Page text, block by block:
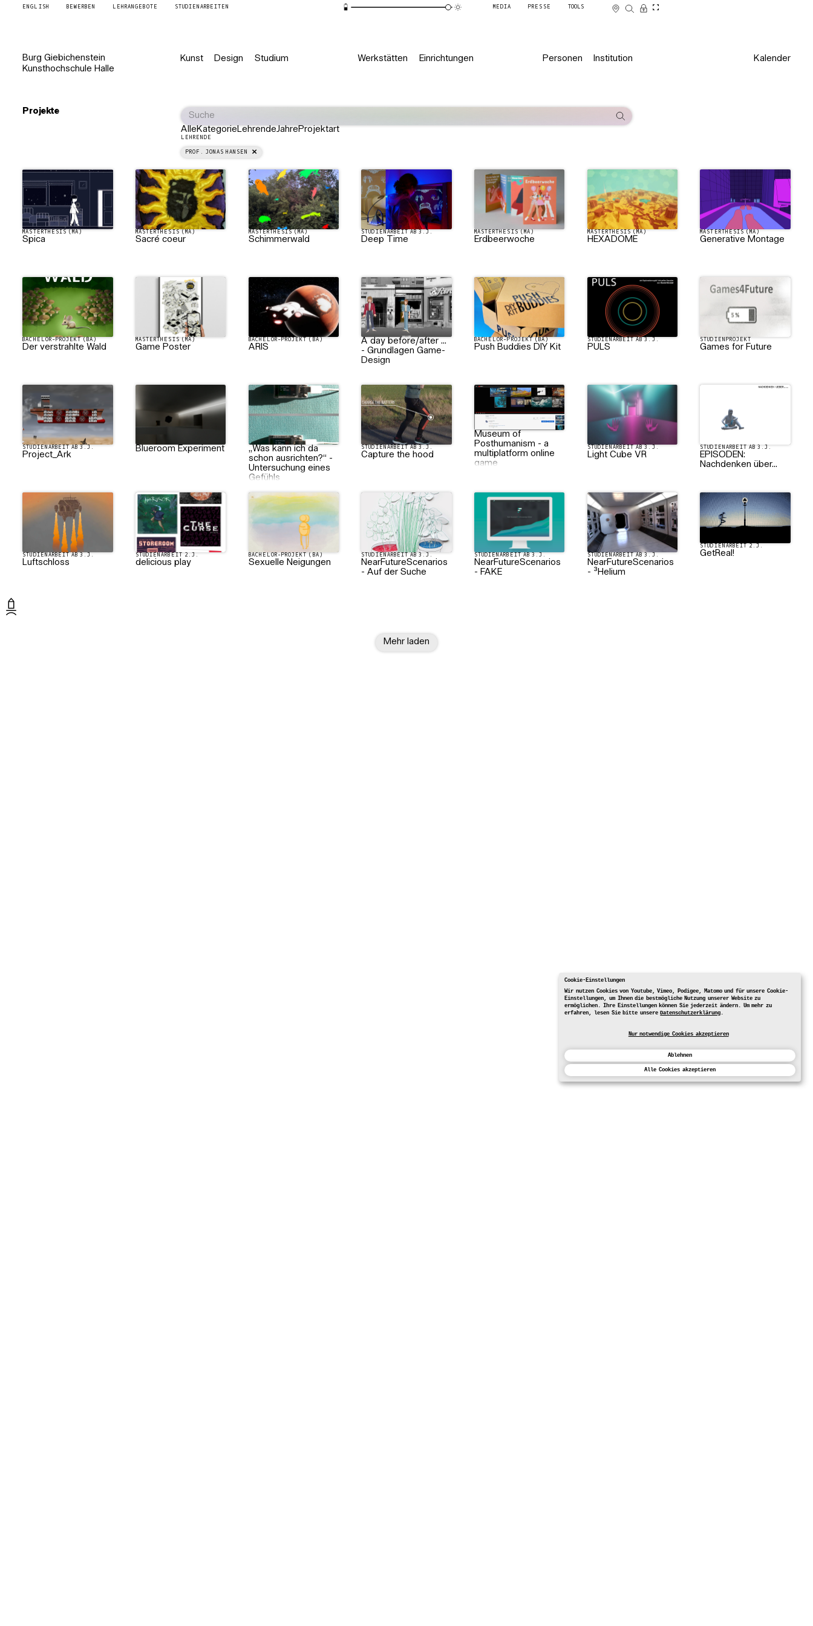
Cookie-Einstellungen
Wir nutzen Cookies von Youtube, Vimeo, Podigee, Matomo und für unsere Cookie-
Einstellungen, um Ihnen die bestmögliche Nutzung unserer Website zu
ermöglichen. Ihre Einstellungen können Sie jederzeit ändern. Um mehr zu
erfahren, lesen Sie bitte unsereDatenschutzerklärung.
Nur notwendige Cookies akzeptieren
Ablehnen
Alle Cookies akzeptieren
ENGLISH BEWERBEN LEHRANGEBOTE STUDIENARBEITEN MEDIA PRESSE TOOLS
Burg Giebichenstein
Kunsthochschule Halle
Kunst Design Studium Werkstätten Einrichtungen Personen Institution Kalender
Projekte
AlleKategorieLehrendeJahreProjektart
LEHRENDE
PROF. JONAS HANSEN
MASTERTHESIS (MA)
Spica
MASTERTHESIS (MA)
Sacré coeur
MASTERTHESIS (MA)
Schimmerwald
STUDIENARBEIT AB 3.J.
Deep Time
MASTERTHESIS (MA)
Erdbeerwoche
MASTERTHESIS (MA)
HEXADOME
MASTERTHESIS (MA)
Generative Montage
BACHELOR-PROJEKT (BA)
Der verstrahlte Wald
MASTERTHESIS (MA)
Game Poster
BACHELOR-PROJEKT (BA)
ARIS
A day before/after ...
- Grundlagen Game-
Design
BACHELOR-PROJEKT (BA)
Push Buddies DIY Kit
STUDIENARBEIT AB 3.J.
PULS
STUDIENPROJEKT
Games for Future
STUDIENARBEIT AB 3.J.
Project_Ark
Blueroom Experiment STUDIENARBEIT AB 3.J.
„Was kann ich da
schon ausrichten?“ -
Untersuchung eines
Gefühls
STUDIENARBEIT AB 3.J.
Capture the hood
STUDIENARBEIT AB 3.J.
Museum of
Posthumanism - a
multiplatform online
game
STUDIENARBEIT AB 3.J.
Light Cube VR
STUDIENARBEIT AB 3.J.
EPISODEN:
Nachdenken über...
STUDIENARBEIT AB 3.J.
Luftschloss
STUDIENARBEIT 2.J.
delicious play
BACHELOR-PROJEKT (BA)
Sexuelle Neigungen
STUDIENARBEIT AB 3.J.
NearFutureScenarios
- Auf der Suche
STUDIENARBEIT AB 3.J.
NearFutureScenarios
- FAKE
STUDIENARBEIT AB 3.J.
NearFutureScenarios
- ³Helium
STUDIENARBEIT 2.J.
GetReal!
Mehr laden